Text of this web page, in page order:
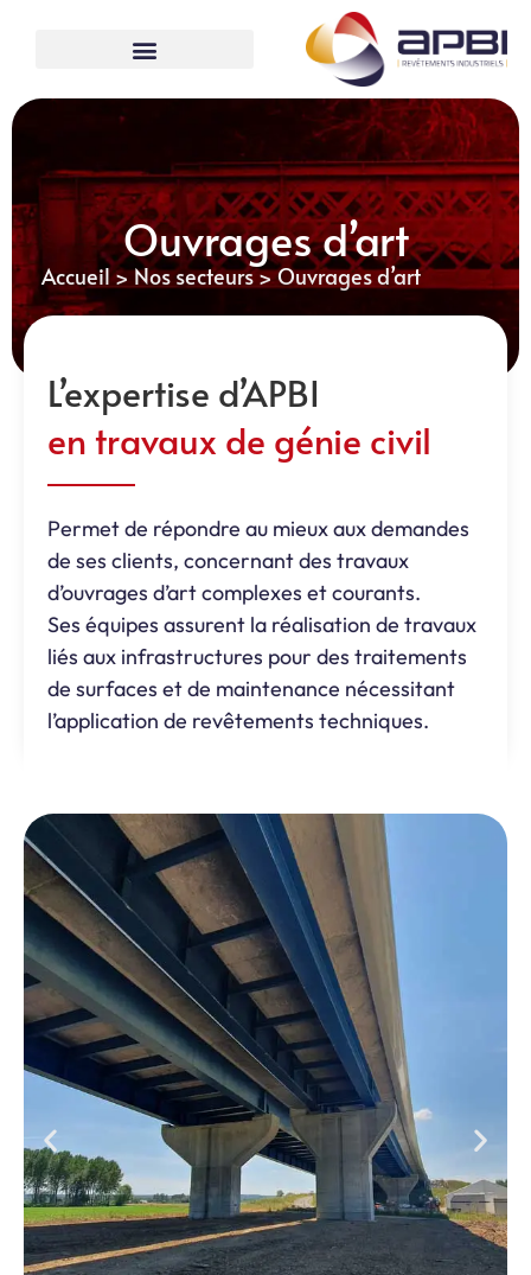
Ouvrages d’art
Accueil>Nos secteurs>Ouvrages d’art
L’expertise d’APBI
en travaux de génie civil
Permet de répondre au mieux aux demandes
de ses clients, concernant des travaux
d’ouvrages d’art complexes et courants.
Ses équipes assurent la réalisation de travaux
liés aux infrastructures pour des traitements
de surfaces et de maintenance nécessitant
l’application de revêtements techniques.